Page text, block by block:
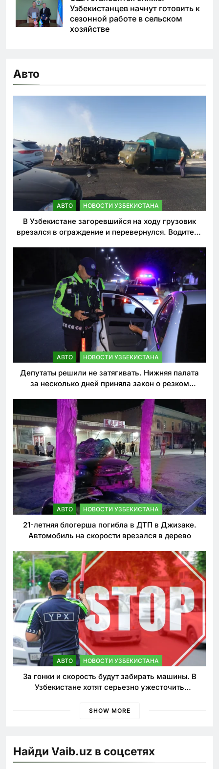
Узбекистанцев начнут готовить к
сезонной работе в сельском
хозяйстве
Авто
АВТО НОВОСТИ УЗБЕКИСТАНА
В Узбекистане загоревшийся на ходу грузовик
врезался в ограждение и перевернулся. Водитель
АВТО НОВОСТИ УЗБЕКИСТАНА
Депутаты решили не затягивать. Нижняя палата
за несколько дней приняла закон о резком
АВТО НОВОСТИ УЗБЕКИСТАНА
21-летняя блогерша погибла в ДТП в Джизаке.
Автомобиль на скорости врезался в дерево
АВТО НОВОСТИ УЗБЕКИСТАНА
За гонки и скорость будут забирать машины. В
Узбекистане хотят серьезно ужесточить
SHOW MORE
Найди Vaib.uz в соцсетях